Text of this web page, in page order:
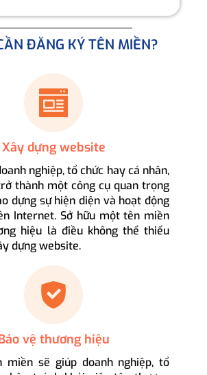
ĐĂNG KÝ TÊN MIỀN?
Xây dựng website
nghiệp, tổ chức hay cá nhân,
thành một công cụ quan trọng
dựng sự hiện diện và hoạt động
Internet. Sở hữu một tên miền
hiệu là điều không thể thiếu
dựng website.
vệ thương hiệu
miền sẽ giúp doanh nghiệp, tổ